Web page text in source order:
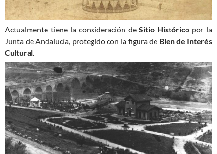
Actualmente tiene la consideración deSitio Históricopor la
Junta de Andalucía, protegido con la figura de Bien de Interés
Cultural.